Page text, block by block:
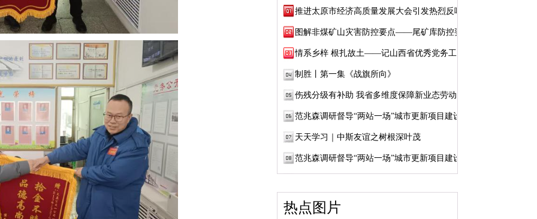
推进太原市经济高质量发展大会引发热烈反响
图解非煤矿山灾害防控要点——尾矿库防控要点
情系乡梓 根扎故土——记山西省优秀党务工作...
制胜丨第一集《战旗所向》
伤残分级有补助 我省多维度保障新业态劳动者...
范兆森调研督导“两站一场”城市更新项目建设
天天学习｜中斯友谊之树根深叶茂
范兆森调研督导“两站一场”城市更新项目建设
热点图片